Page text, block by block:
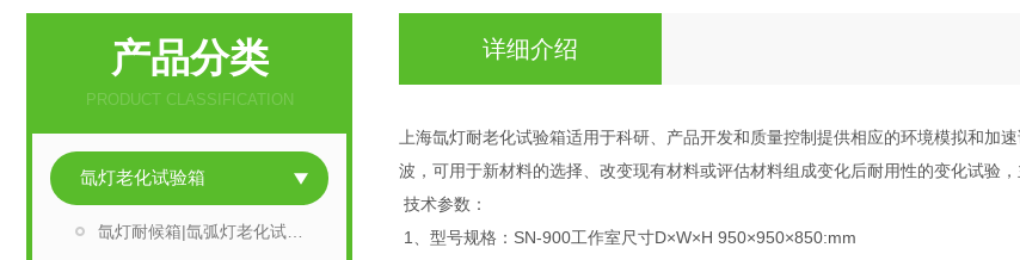
产品分类
PRODUCT CLASSIFICATION
氙灯老化试验箱
详细介绍
上海氙灯耐老化试验箱适用于科研、产品开发和质量控制提供相应的环境模拟和加
波，可用于新材料的选择、改变现有材料或评估材料组成变化后耐用性的变化试验
技术参数：
1、型号规格：SN-900工作室尺寸D×W×H 950×950×850:mm